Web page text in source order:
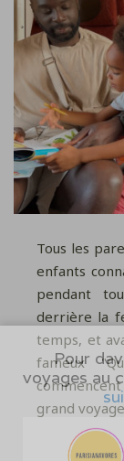
Tous les
enfants
pendant
derrière la
temps, et
fameux
grand
Pour
voyages au